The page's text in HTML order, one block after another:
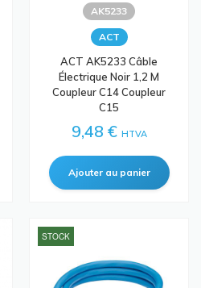
AK5233
ACT
ACT AK5233 Câble
Électrique Noir 1,2 M
Coupleur C14 Coupleur
C15
9,48 € HTVA
STOCK